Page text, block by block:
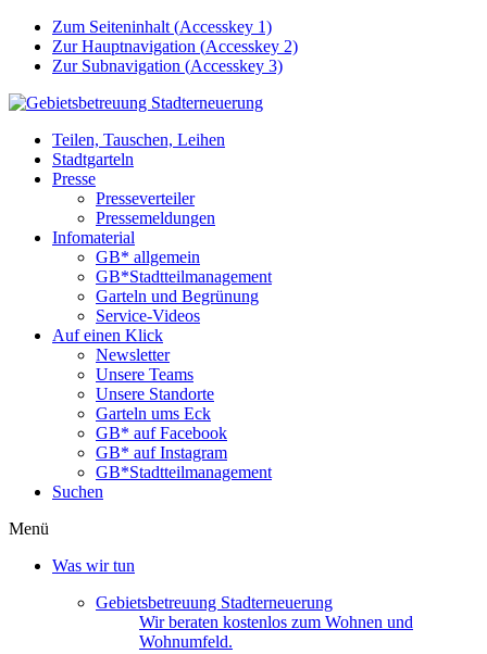
Zum Seiteninhalt (Accesskey 1)
Zur Hauptnavigation (Accesskey 2)
Zur Subnavigation (Accesskey 3)
Teilen, Tauschen, Leihen
Stadtgarteln
Presse
Presseverteiler
Pressemeldungen
Infomaterial
GB* allgemein
GB*Stadtteilmanagement
Garteln und Begrünung
Service-Videos
Auf einen Klick
Newsletter
Unsere Teams
Unsere Standorte
Garteln ums Eck
GB* auf Facebook
GB* auf Instagram
GB*Stadtteilmanagement
Suchen
Menü
Was wir tun
Gebietsbetreuung Stadterneuerung
Wir beraten kostenlos zum Wohnen und
Wohnumfeld.